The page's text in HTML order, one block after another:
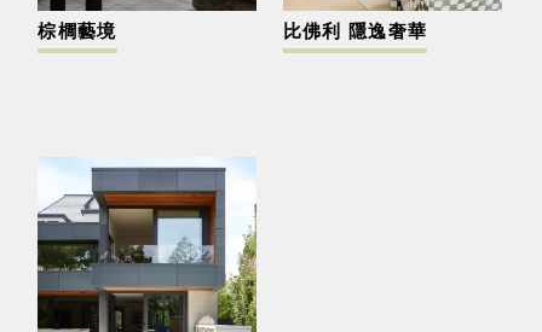
棕櫚藝境 比佛利 隱逸奢華